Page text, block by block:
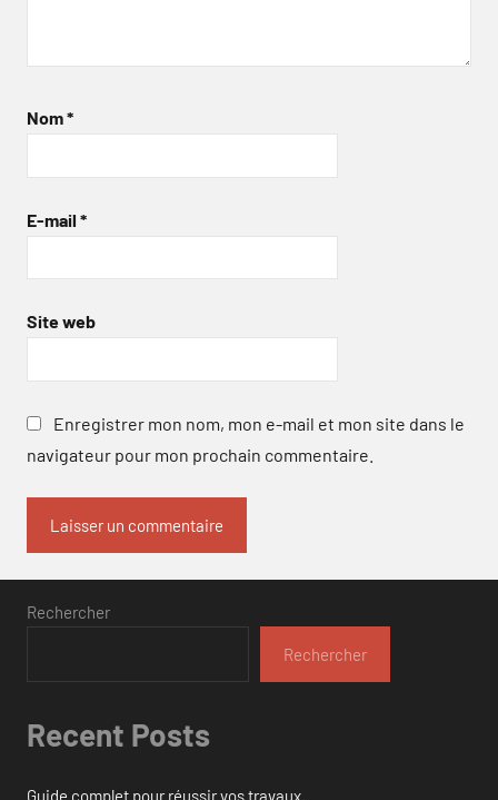
Nom*
E-mail *
Site web
Enregistrer mon nom, mon e-mail et mon site dans le
navigateur pour mon prochain commentaire.
Rechercher
Rechercher
Recent Posts
Guide complet pour réussir vos travaux.